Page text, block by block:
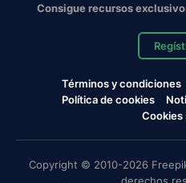
Consigue recursos
Términos y condiciones
Política de cookies
Cookies
Copyright © 2010-2026